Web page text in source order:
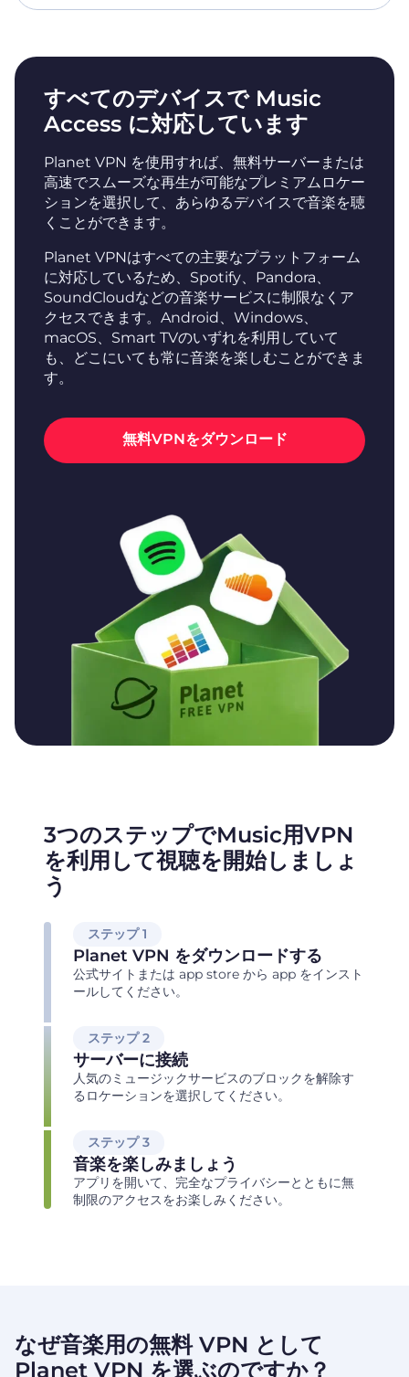
すべてのデバイスで Music
Access に対応しています
Planet VPN を使用すれば、無料サーバーまたは
高速でスムーズな再生が可能なプレミアムロケー
ションを選択して、あらゆるデバイスで音楽を聴
くことができます。
Planet VPNはすべての主要なプラットフォーム
に対応しているため、Spotify、Pandora、
SoundCloudなどの音楽サービスに制限なくア
クセスできます。Android、Windows、
macOS、Smart TVのいずれを利用していて
も、どこにいても常に音楽を楽しむことができま
す。
無料VPNをダウンロード
3つのステップでMusic用VPN
を利用して視聴を開始しましょ
う
ステップ 1
Planet VPN をダウンロードする
公式サイトまたは app store から app をインスト
ールしてください。
ステップ 2
サーバーに接続
人気のミュージックサービスのブロックを解除す
るロケーションを選択してください。
ステップ 3
音楽を楽しみましょう
アプリを開いて、完全なプライバシーとともに無
制限のアクセスをお楽しみください。
なぜ音楽用の無料 VPN として
Planet VPN を選ぶのですか？